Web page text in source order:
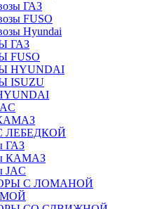
ГАЗ
FUSO
Hyundai
ГАЗ
FUSO
HYUNDAI
ISUZU
ЛЕБЕДКОЙ
ГАЗ
КАМАЗ
JAC
С ЛОМАНОЙ